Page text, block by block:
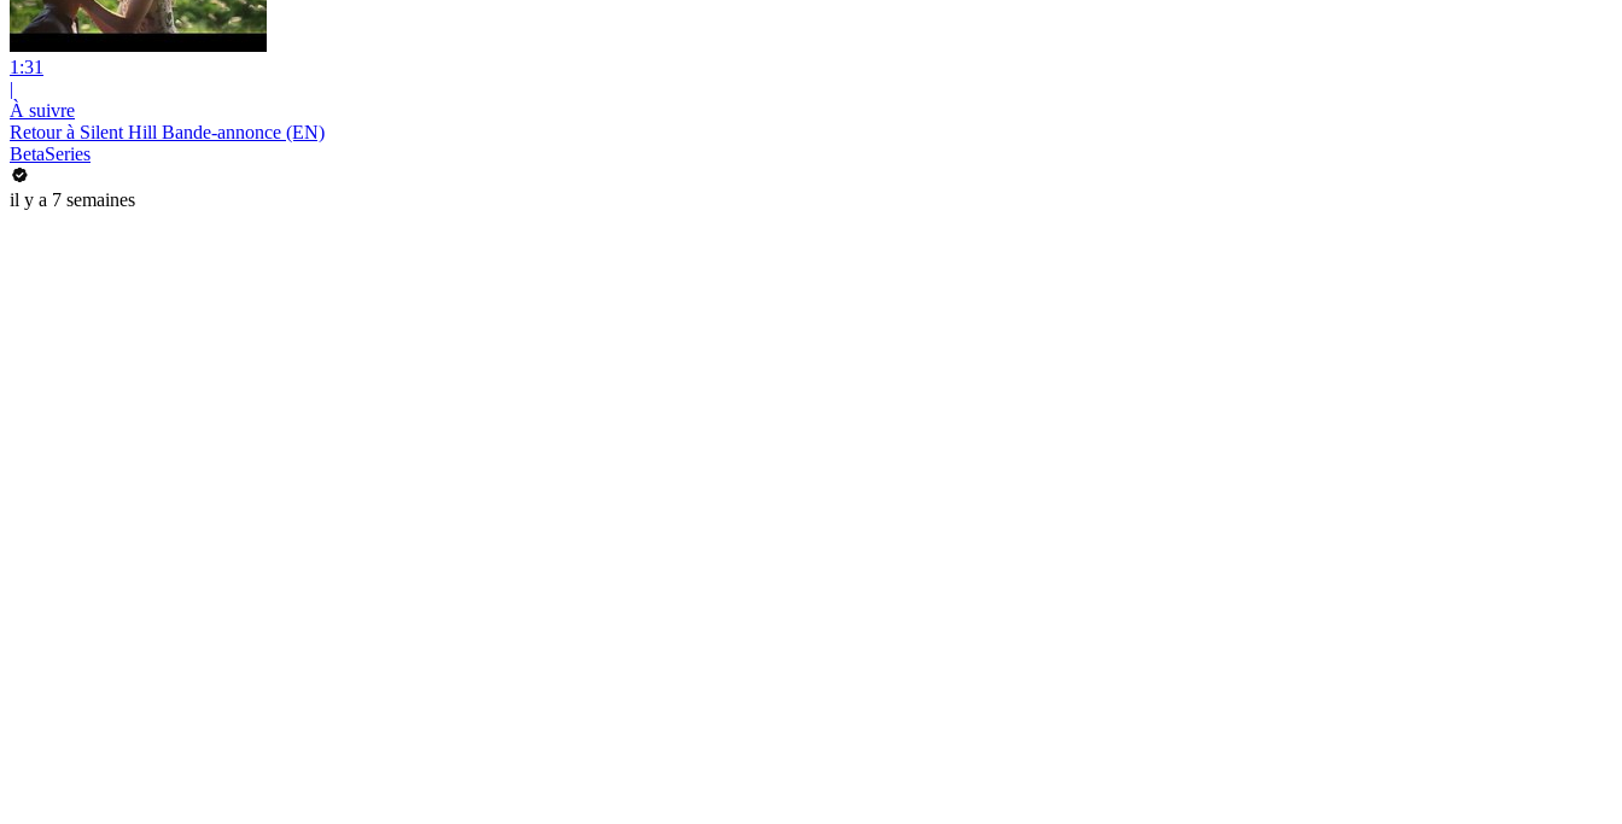
1:31
|
À suivre
Retour à Silent Hill Bande-annonce (EN)
BetaSeries
il y a 7 semaines